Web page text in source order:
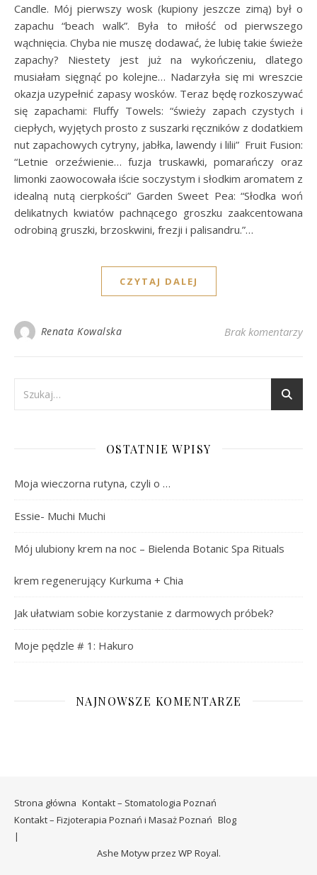
Candle. Mój pierwszy wosk (kupiony jeszcze zimą) był o
zapachu “beach walk”. Była to miłość od pierwszego
wąchnięcia. Chyba nie muszę dodawać, że lubię takie świeże
zapachy? Niestety jest już na wykończeniu, dlatego
musiałam sięgnąć po kolejne… Nadarzyła się mi wreszcie
okazja uzypełnić zapasy wosków. Teraz będę rozkoszywać
się zapachami: Fluffy Towels: “świeży zapach czystych i
ciepłych, wyjętych prosto z suszarki ręczników z dodatkiem
nut zapachowych cytryny, jabłka, lawendy i lilii” Fruit Fusion:
“Letnie orzeźwienie… fuzja truskawki, pomarańczy oraz
limonki zaowocowała iście soczystym i słodkim aromatem z
idealną nutą cierpkości” Garden Sweet Pea: “Słodka woń
delikatnych kwiatów pachnącego groszku zaakcentowana
odrobiną gruszki, brzoskwini, frezji i palisandru.”…
CZYTAJ DALEJ
Renata Kowalska Brak komentarzy
OSTATNIE WPISY
Moja wieczorna rutyna, czyli o …
Essie- Muchi Muchi
Mój ulubiony krem na noc – Bielenda Botanic Spa Rituals
krem regenerujący Kurkuma + Chia
Jak ułatwiam sobie korzystanie z darmowych próbek?
Moje pędzle # 1: Hakuro
NAJNOWSZE KOMENTARZE
Strona główna Kontakt – Stomatologia Poznań
Kontakt – Fizjoterapia Poznań i Masaż Poznań Blog
Ashe Motyw przez WP Royal.